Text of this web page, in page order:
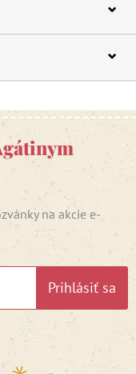
na akcie e-
Prihlásiť sa